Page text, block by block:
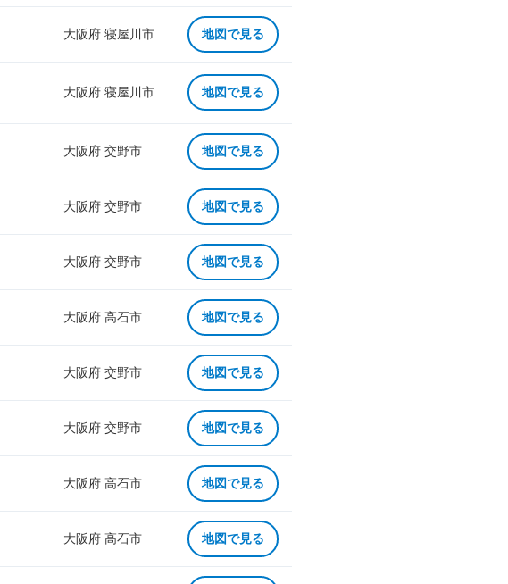
大阪府 寝屋川市 地図で見る
大阪府 寝屋川市 地図で見る
大阪府 交野市 地図で見る
大阪府 交野市 地図で見る
大阪府 交野市 地図で見る
大阪府 高石市 地図で見る
大阪府 交野市 地図で見る
大阪府 交野市 地図で見る
大阪府 高石市 地図で見る
大阪府 高石市 地図で見る